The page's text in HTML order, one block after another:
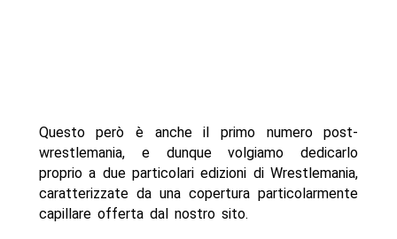
Questo però è anche il primo numero post-
wrestlemania, e dunque volgiamo dedicarlo
proprio a due particolari edizioni di Wrestlemania,
caratterizzate da una copertura particolarmente
capillare offerta dal nostro sito.